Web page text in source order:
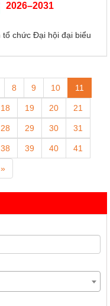
2026–2031
tổ chức Đại hội đại biểu
8 9 10 11
18 19 20 21
28 29 30 31
38 39 40 41
»